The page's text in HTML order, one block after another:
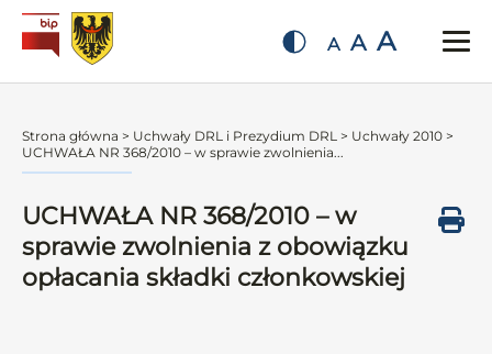
A A A
Strona główna > Uchwały DRL i Prezydium DRL > Uchwały 2010 >
UCHWAŁA NR 368/2010 – w sprawie zwolnienia...
UCHWAŁA NR 368/2010 – w
sprawie zwolnienia z obowiązku
opłacania składki członkowskiej